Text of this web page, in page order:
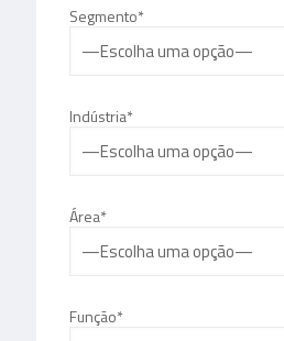
Segmento*
Indústria*
Área*
Função*